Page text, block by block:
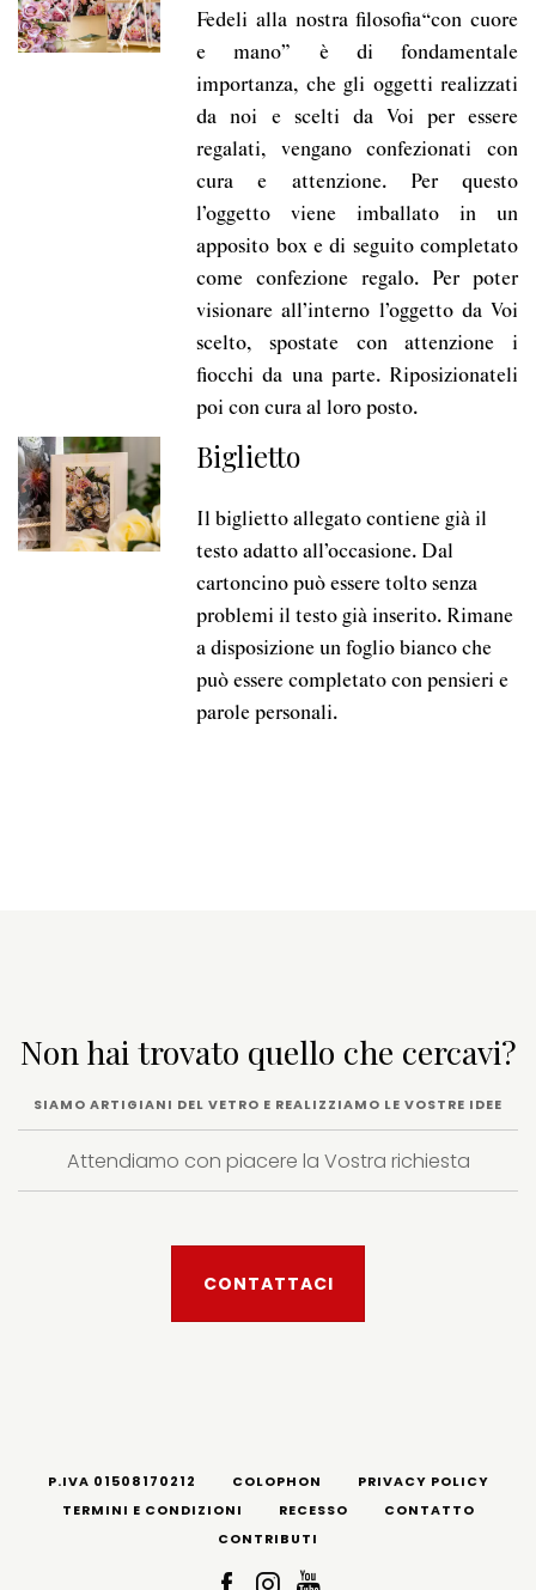
Fedeli alla nostra filosofia“con cuore
e mano” è di fondamentale
importanza, che gli oggetti realizzati
da noi e scelti da Voi per essere
regalati, vengano confezionati con
cura e attenzione. Per questo
l’oggetto viene imballato in un
apposito box e di seguito completato
come confezione regalo. Per poter
visionare all’interno l’oggetto da Voi
scelto, spostate con attenzione i
fiocchi da una parte. Riposizionateli
poi con cura al loro posto.
Biglietto
Il biglietto allegato contiene già il
testo adatto all’occasione. Dal
cartoncino può essere tolto senza
problemi il testo già inserito. Rimane
a disposizione un foglio bianco che
può essere completato con pensieri e
parole personali.
Non hai trovato quello che cercavi?
SIAMO ARTIGIANI DEL VETRO E REALIZZIAMO LE VOSTRE IDEE
Attendiamo con piacere la Vostra richiesta
CONTATTACI
P.IVA 01508170212 COLOPHON
PRIVACY POLICY
TERMINI E CONDIZIONI
RECESSO
CONTATTO
CONTRIBUTI